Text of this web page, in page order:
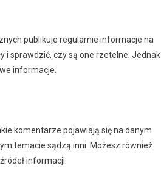
publikuje regularnie informacje na
i sprawdzić, czy są one rzetelne. Jednak
informacje.
komentarze pojawiają się na danym
temacie sądzą inni. Możesz również
informacji.